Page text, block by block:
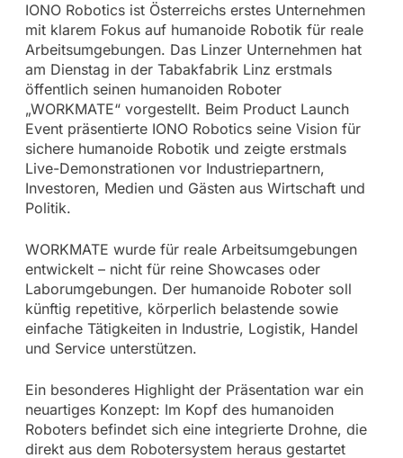
IONO Robotics ist Österreichs erstes Unternehmen
mit klarem Fokus auf humanoide Robotik für reale
Arbeitsumgebungen. Das Linzer Unternehmen hat
am Dienstag in der Tabakfabrik Linz erstmals
öffentlich seinen humanoiden Roboter
„WORKMATE“ vorgestellt. Beim Product Launch
Event präsentierte IONO Robotics seine Vision für
sichere humanoide Robotik und zeigte erstmals
Live-Demonstrationen vor Industriepartnern,
Investoren, Medien und Gästen aus Wirtschaft und
Politik.
WORKMATE wurde für reale Arbeitsumgebungen
entwickelt – nicht für reine Showcases oder
Laborumgebungen. Der humanoide Roboter soll
künftig repetitive, körperlich belastende sowie
einfache Tätigkeiten in Industrie, Logistik, Handel
und Service unterstützen.
Ein besonderes Highlight der Präsentation war ein
neuartiges Konzept: Im Kopf des humanoiden
Roboters befindet sich eine integrierte Drohne, die
direkt aus dem Robotersystem heraus gestartet